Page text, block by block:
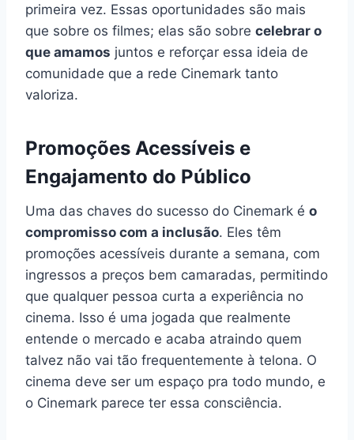
primeira vez. Essas oportunidades são mais
que sobre os filmes; elas são sobre celebrar o
que amamos juntos e reforçar essa ideia de
comunidade que a rede Cinemark tanto
valoriza.
Promoções Acessíveis e
Engajamento do Público
Uma das chaves do sucesso do Cinemark é o
compromisso com a inclusão. Eles têm
promoções acessíveis durante a semana, com
ingressos a preços bem camaradas, permitindo
que qualquer pessoa curta a experiência no
cinema. Isso é uma jogada que realmente
entende o mercado e acaba atraindo quem
talvez não vai tão frequentemente à telona. O
cinema deve ser um espaço pra todo mundo, e
o Cinemark parece ter essa consciência.